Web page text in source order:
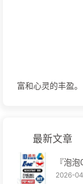
富和心灵的丰盈。
最新文章
『泡
2026-